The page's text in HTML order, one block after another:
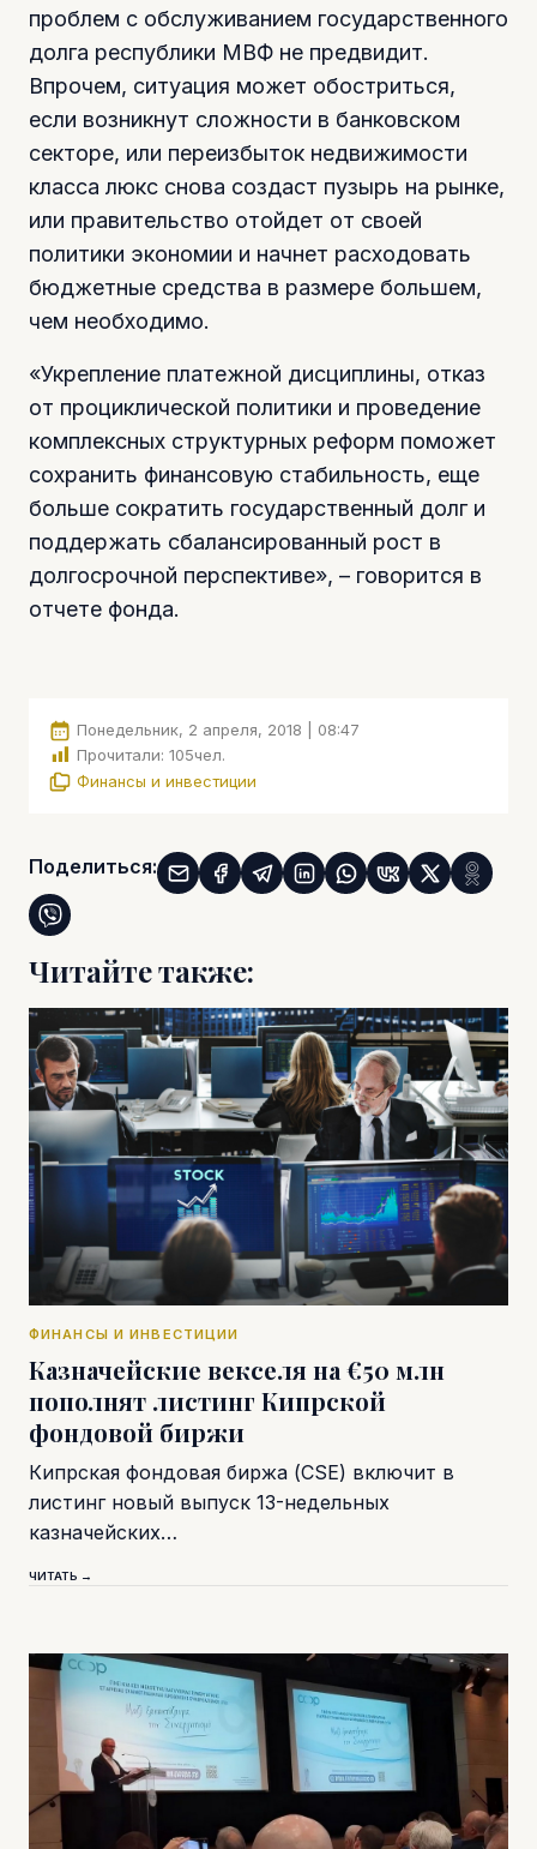
проблем с обслуживанием государственного
долга республики МВФ не предвидит.
Впрочем, ситуация может обостриться,
если возникнут сложности в банковском
секторе, или переизбыток недвижимости
класса люкс снова создаст пузырь на рынке,
или правительство отойдет от своей
политики экономии и начнет расходовать
бюджетные средства в размере большем,
чем необходимо.
«Укрепление платежной дисциплины, отказ
от проциклической политики и проведение
комплексных структурных реформ поможет
сохранить финансовую стабильность, еще
больше сократить государственный долг и
поддержать сбалансированный рост в
долгосрочной перспективе», – говорится в
отчете фонда.
Понедельник, 2 апреля, 2018 | 08:47
Прочитали: 105чел.
Финансы и инвестиции
Поделиться:
Читайте также:
ФИНАНСЫ И ИНВЕСТИЦИИ
Казначейские векселя на €50 млн
пополнят листинг Кипрской
фондовой биржи
Кипрская фондовая биржа (CSE) включит в
листинг новый выпуск 13-недельных
казначейских…
ЧИТАТЬ →